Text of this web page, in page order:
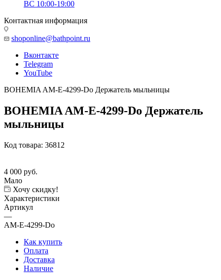
ВС 10:00-19:00
Контактная информация
shoponline@bathpoint.ru
Вконтакте
Telegram
YouTube
BOHEMIA AM-E-4299-Do Держатель мыльницы
BOHEMIA AM-E-4299-Do Держатель
мыльницы
Код товара: 36812
4 000 руб.
Мало
Хочу скидку!
Характеристики
Артикул
—
AM-E-4299-Do
Как купить
Оплата
Доставка
Наличие